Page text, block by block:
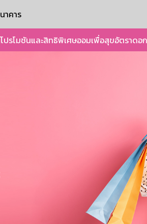
าคาร
โปรโมชันและสิทธิพิเศษออมเพื่อสุขอัตราดอ